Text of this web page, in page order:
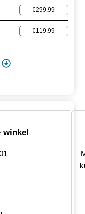
€299,99
€119,99
winkel